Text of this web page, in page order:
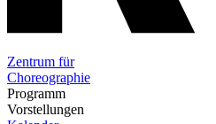
Zentrum für
Choreographie
Programm
Vorstellungen